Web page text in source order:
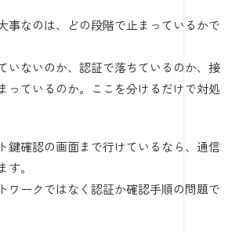
事なのは、どの段階で止まっているかで
いないのか、認証で落ちているのか、接
っているのか。ここを分けるだけで対処
鍵確認の画面まで行けているなら、通信
。
ワークではなく認証か確認手順の問題で